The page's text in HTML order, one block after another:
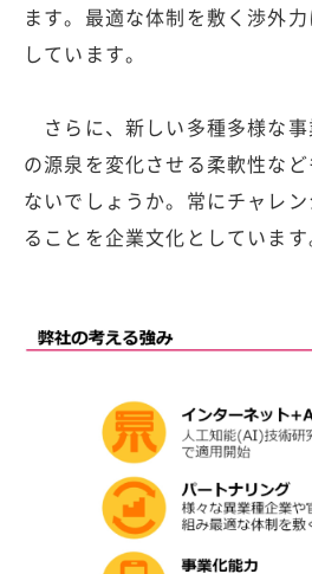
ます。最適な体制を敷く渉外
しています。
さらに、新しい多種多様な
の源泉を変化させる柔軟性な
ないでしょうか。常にチャレ
ることを企業文化としています